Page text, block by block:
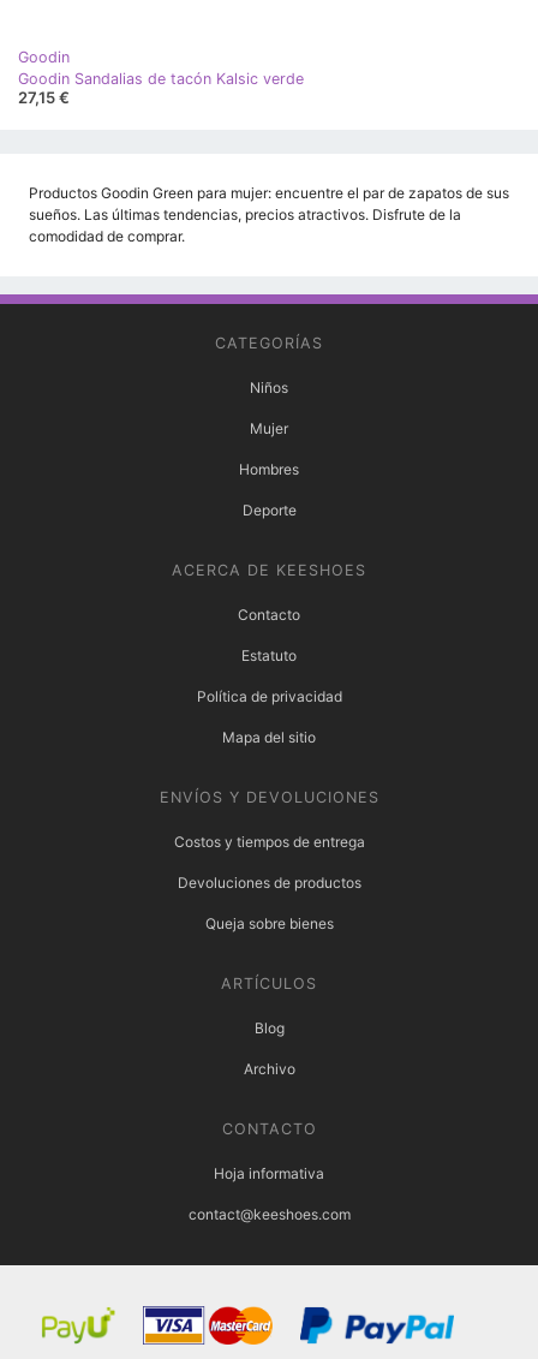
Goodin
Goodin Sandalias de tacón Kalsic verde
27,15 €
Productos Goodin Green para mujer: encuentre el par de zapatos de sus
sueños. Las últimas tendencias, precios atractivos. Disfrute de la
comodidad de comprar.
CATEGORÍAS
Niños
Mujer
Hombres
Deporte
ACERCA DE KEESHOES
Contacto
Estatuto
Política de privacidad
Mapa del sitio
ENVÍOS Y DEVOLUCIONES
Costos y tiempos de entrega
Devoluciones de productos
Queja sobre bienes
ARTÍCULOS
Blog
Archivo
CONTACTO
Hoja informativa
contact@keeshoes.com